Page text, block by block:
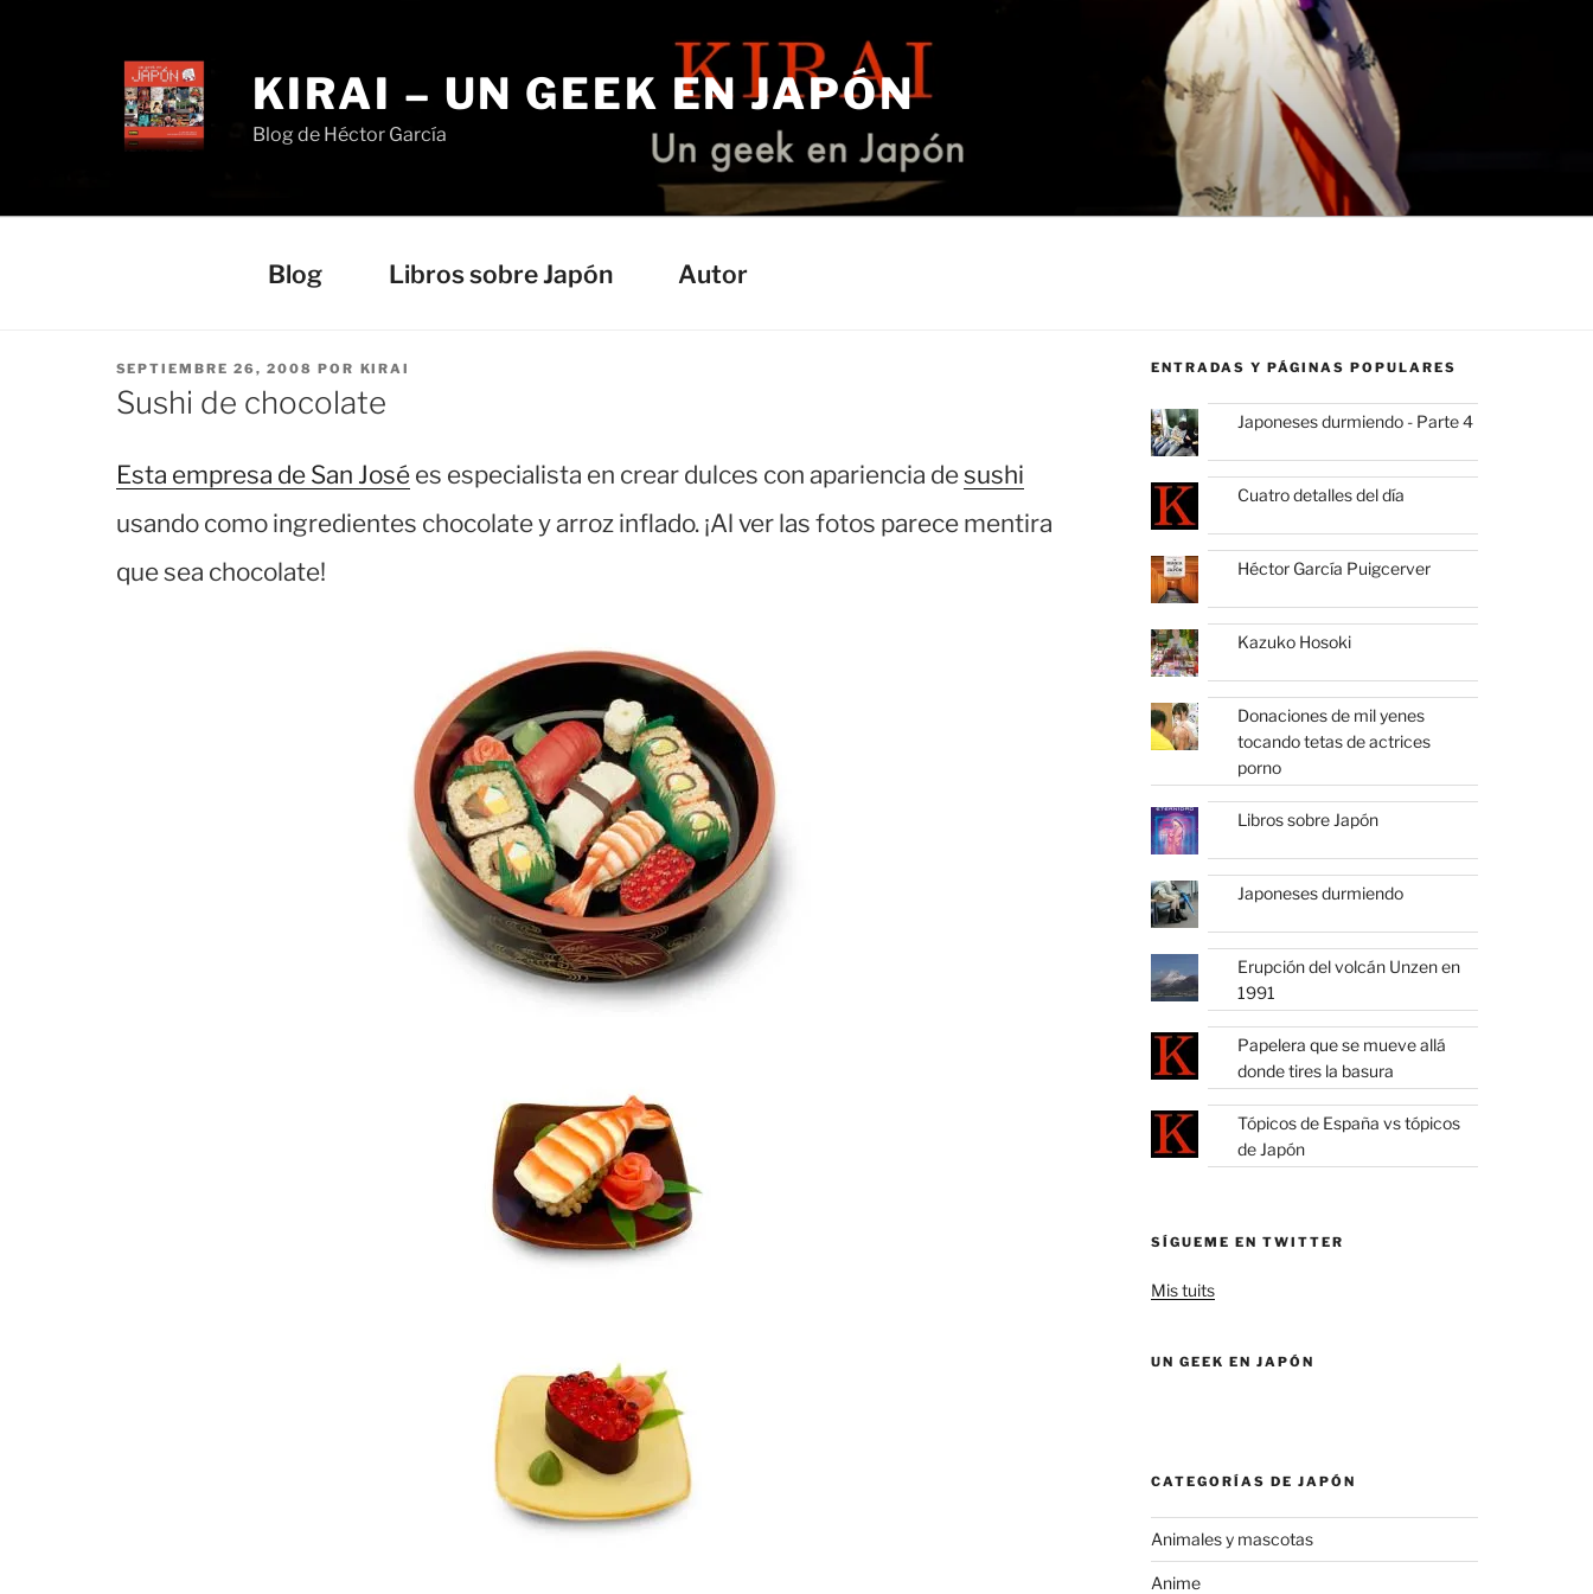
KIRAI – UN GEEK EN JAPÓN
Blog de Héctor García
Blog Libros sobre Japón Autor
PUBLICADO
EL
SEPTIEMBRE 26, 2008 POR KIRAI
Sushi de chocolate
Esta empresa de San Josées especialista en crear dulces con apariencia desushi
usando como ingredientes chocolate y arroz inflado. ¡Al ver las fotos parece mentira
que sea chocolate!
ENTRADAS Y PÁGINAS POPULARES
Japoneses durmiendo - Parte 4
Cuatro detalles del día
Héctor García Puigcerver
Kazuko Hosoki
Donaciones de mil yenes
tocando tetas de actrices
porno
Libros sobre Japón
Japoneses durmiendo
Erupción del volcán Unzen en
1991
Papelera que se mueve allá
donde tires la basura
Tópicos de España vs tópicos
de Japón
SÍGUEME EN TWITTER
Mis tuits
UN GEEK EN JAPÓN
CATEGORÍAS DE JAPÓN
Animales y mascotas
Anime